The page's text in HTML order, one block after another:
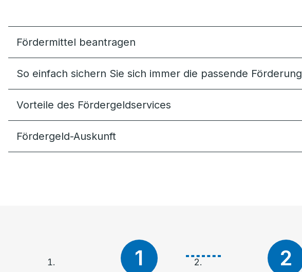
Fördermittel beantragen
So einfach sichern Sie sich immer die passende Förderung
Vorteile des Fördergeldservices
Fördergeld-Auskunft